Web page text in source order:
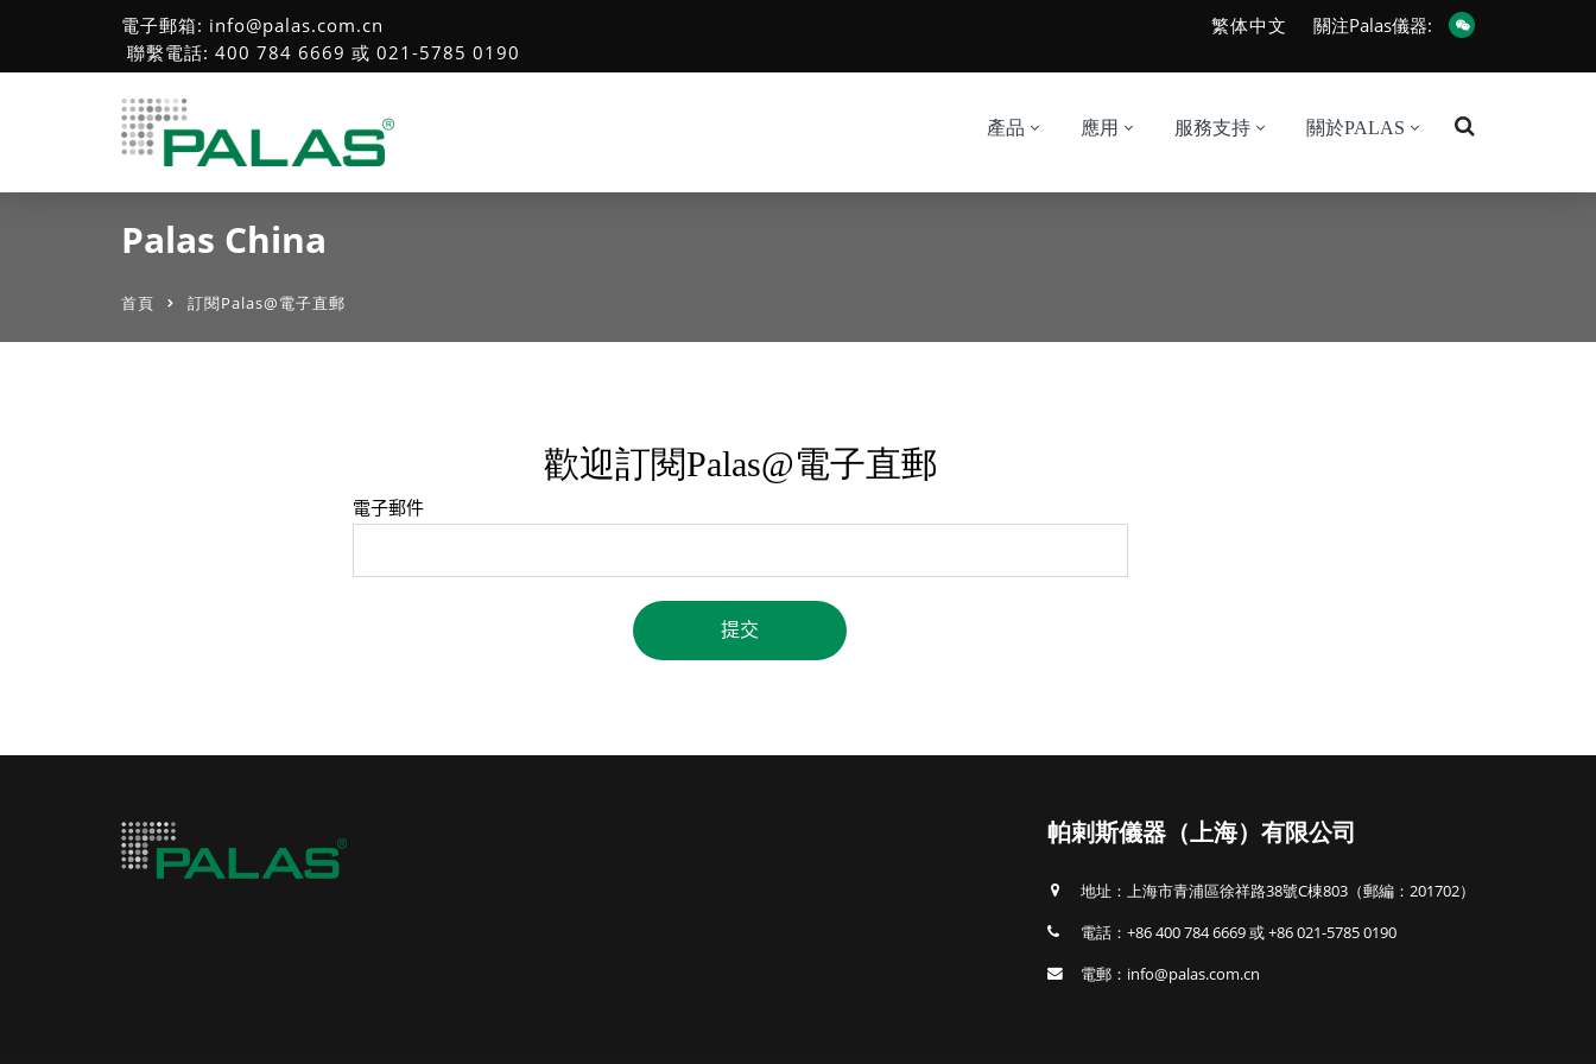
電子郵箱: info@palas.com.cn
聯繫電話: 400 784 6669 或 021-5785 0190
繁体中文 關注Palas儀器:
產品 應用 服務支持 關於PALAS
Palas China
首頁 訂閱Palas@電子直郵
歡迎訂閱Palas@電子直郵
電子郵件
帕剌斯儀器（上海）有限公司
地址：上海市青浦區徐祥路38號C棟803（郵編：201702）
電話：+86 400 784 6669 或 +86 021-5785 0190
電郵：info@palas.com.cn